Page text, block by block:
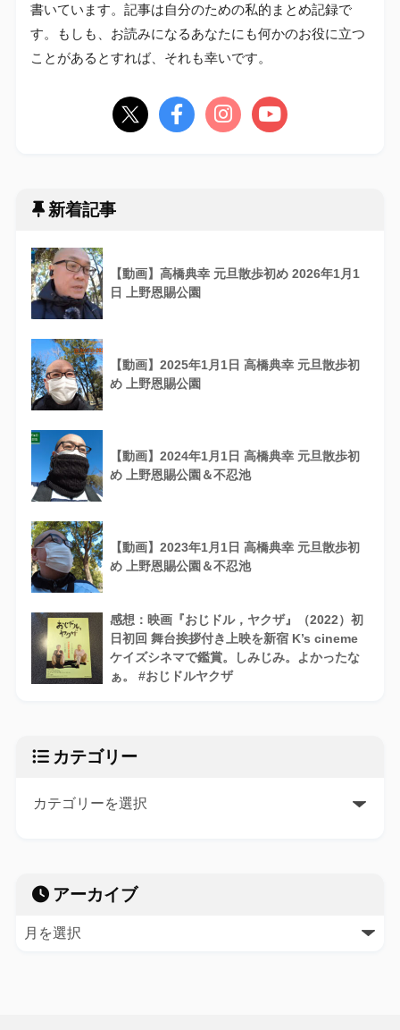
書いています。記事は自分のための私的まとめ記録で
す。もしも、お読みになるあなたにも何かのお役に立つ
ことがあるとすれば、それも幸いです。
新着記事
【動画】高橋典幸 元旦散歩初め 2026年1月1
日 上野恩賜公園
【動画】2025年1月1日 高橋典幸 元旦散歩初
め 上野恩賜公園
【動画】2024年1月1日 高橋典幸 元旦散歩初
め 上野恩賜公園＆不忍池
【動画】2023年1月1日 高橋典幸 元旦散歩初
め 上野恩賜公園＆不忍池
感想：映画『おじドル，ヤクザ』（2022）初
日初回 舞台挨拶付き上映を新宿 K’s cineme
ケイズシネマで鑑賞。しみじみ。よかったな
ぁ。 #おじドルヤクザ
カテゴリー
アーカイブ